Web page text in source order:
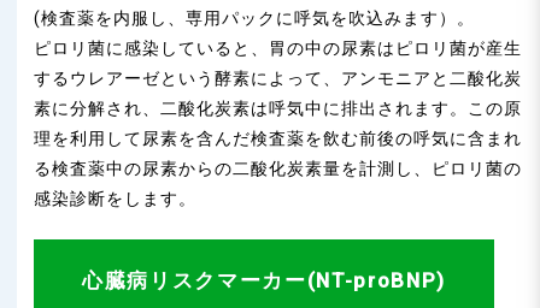
(検査薬を内服し、専用パックに呼気を吹込みます）。
ピロリ菌に感染していると、胃の中の尿素はピロリ菌が産生
するウレアーゼという酵素によって、アンモニアと二酸化炭
素に分解され、二酸化炭素は呼気中に排出されます。この原
理を利用して尿素を含んだ検査薬を飲む前後の呼気に含まれ
る検査薬中の尿素からの二酸化炭素量を計測し、ピロリ菌の
感染診断をします。
心臓病リスクマーカー(NT-proBNP)